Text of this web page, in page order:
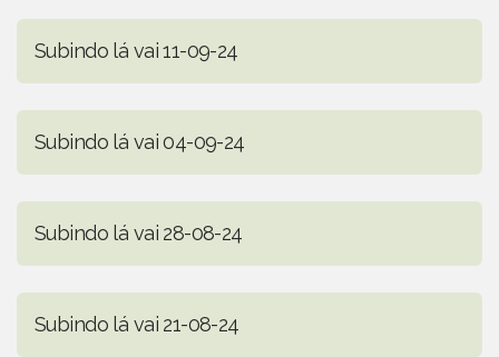
Subindo lá vai 11-09-24
Subindo lá vai 04-09-24
Subindo lá vai 28-08-24
Subindo lá vai 21-08-24